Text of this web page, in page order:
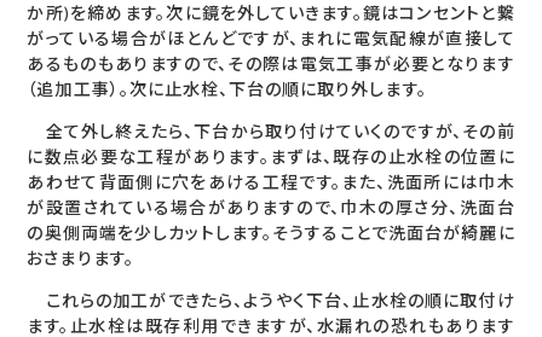
か所)を締めます。次に鏡を外していきます。鏡はコンセントと繋
がっている場合がほとんどですが、まれに電気配線が直接して
あるものもありますので、その際は電気工事が必要となります
（追加工事）。次に止水栓、下台の順に取り外します。
全て外し終えたら、下台から取り付けていくのですが、その前
に数点必要な工程があります。まずは、既存の止水栓の位置に
あわせて背面側に穴をあける工程です。また、洗面所には巾木
が設置されている場合がありますので、巾木の厚さ分、洗面台
の奥側両端を少しカットします。そうすることで洗面台が綺麗に
おさまります。
これらの加工ができたら、ようやく下台、止水栓の順に取付け
ます。止水栓は既存利用できますが、水漏れの恐れもあります